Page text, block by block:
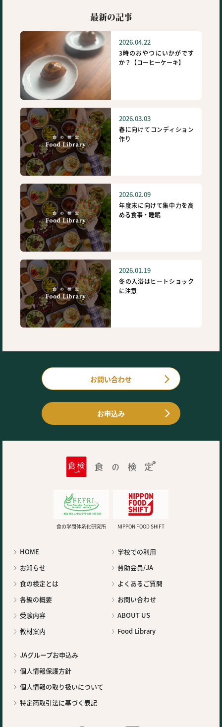
最新の記事
2026.04.22
3時のおやつにいかがです
か？【コーヒーケーキ】
2026.03.03
春に向けてコンディション
作り
2026.02.09
年度末に向けて集中力を高
める食事・睡眠
2026.01.19
冬の入浴はヒートショック
に注意
お問い合わせ
お申込み
食の学問体系化研究所 NIPPON FOOD SHIFT
HOME
お知らせ
食の検定とは
各級の概要
受験内容
教材案内
学校での利用
賛助会員/JA
よくあるご質問
お問い合わせ
ABOUT US
Food Library
JAグループお申込み
個人情報保護方針
個人情報の取り扱いについて
特定商取引法に基づく表記